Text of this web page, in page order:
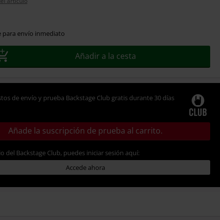
para envío inmediato
Añadir a la cesta
de envío y prueba Backstage Club gratis durante 30 días
Añade la suscripción de prueba al carrito.
del Backstage Club, puedes iniciar sesión aquí:
Accede ahora